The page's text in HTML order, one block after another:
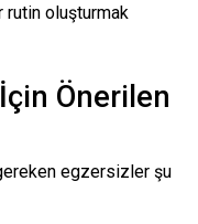
rutin oluşturmak
Önerilen
egzersizler şu